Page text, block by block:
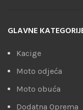
GLAVNE
Kacige
Moto odjeća
Moto obuća
Dodatna Oprema